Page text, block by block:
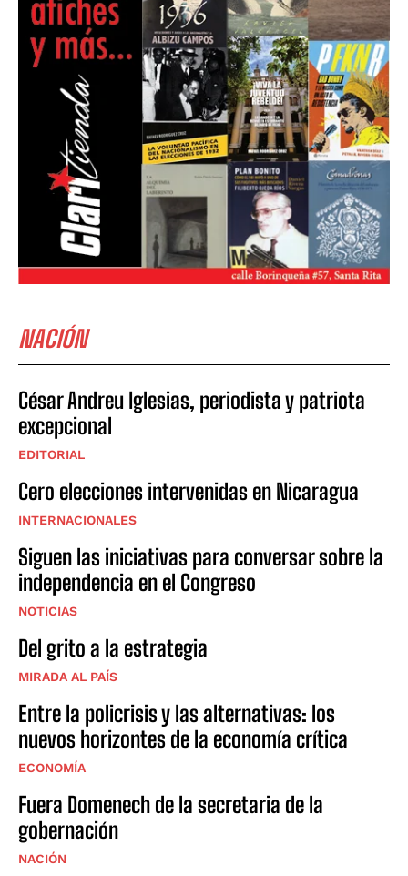
NACIÓN
César Andreu Iglesias, periodista y patriota
excepcional
EDITORIAL
Cero elecciones intervenidas en Nicaragua
INTERNACIONALES
Siguen las iniciativas para conversar sobre la
independencia en el Congreso
NOTICIAS
Del grito a la estrategia
MIRADA AL PAÍS
Entre la policrisis y las alternativas: los
nuevos horizontes de la economía crítica
ECONOMÍA
Fuera Domenech de la secretaria de la
gobernación
NACIÓN